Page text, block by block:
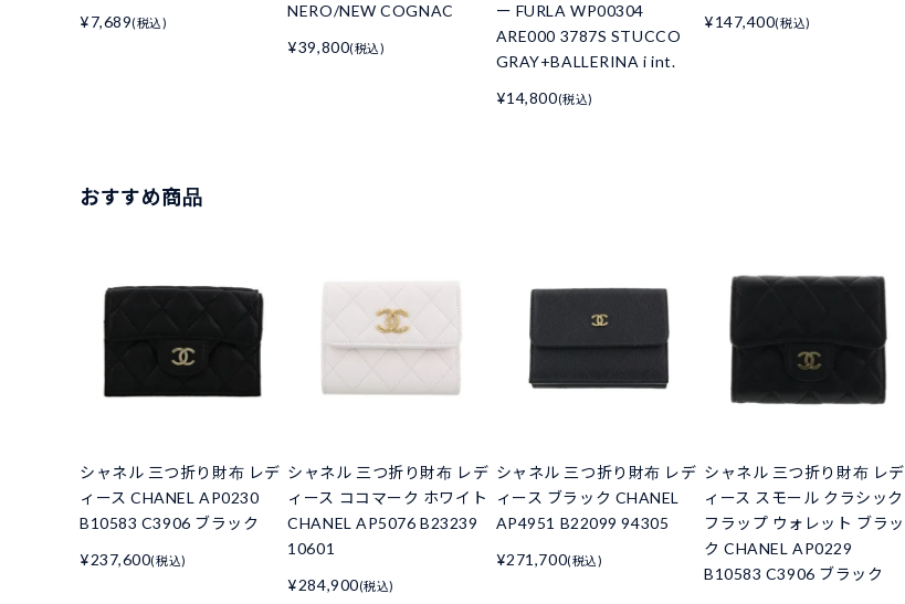
¥7,689(税込)
NERO/NEW COGNAC
¥39,800(税込)
ー FURLA WP00304
ARE000 3787S STUCCO
GRAY+BALLERINA i int.
¥14,800(税込)
¥147,400(税込)
おすすめ商品
シャネル 三つ折り財布 レデ
ィース CHANEL AP0230
B10583 C3906 ブラック
¥237,600(税込)
シャネル 三つ折り財布 レデ
ィース ココマーク ホワイト
CHANEL AP5076 B23239
10601
¥284,900(税込)
シャネル 三つ折り財布 レデ
ィース ブラック CHANEL
AP4951 B22099 94305
¥271,700(税込)
シャネル 三つ折り財布 レデ
ィース スモール クラシック
フラップ ウォレット ブラッ
ク CHANEL AP0229
B10583 C3906 ブラック